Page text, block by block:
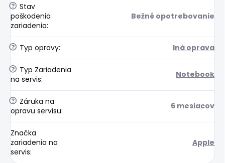
? Stav
poškodenia
zariadenia:
Bežné opotrebovanie
? Typ opravy: Iná oprava
? Typ Zariadenia
na servis: Notebook
? Záruka na
opravu servisu: 6 mesiacov
Značka
zariadenia na
servis:
Apple